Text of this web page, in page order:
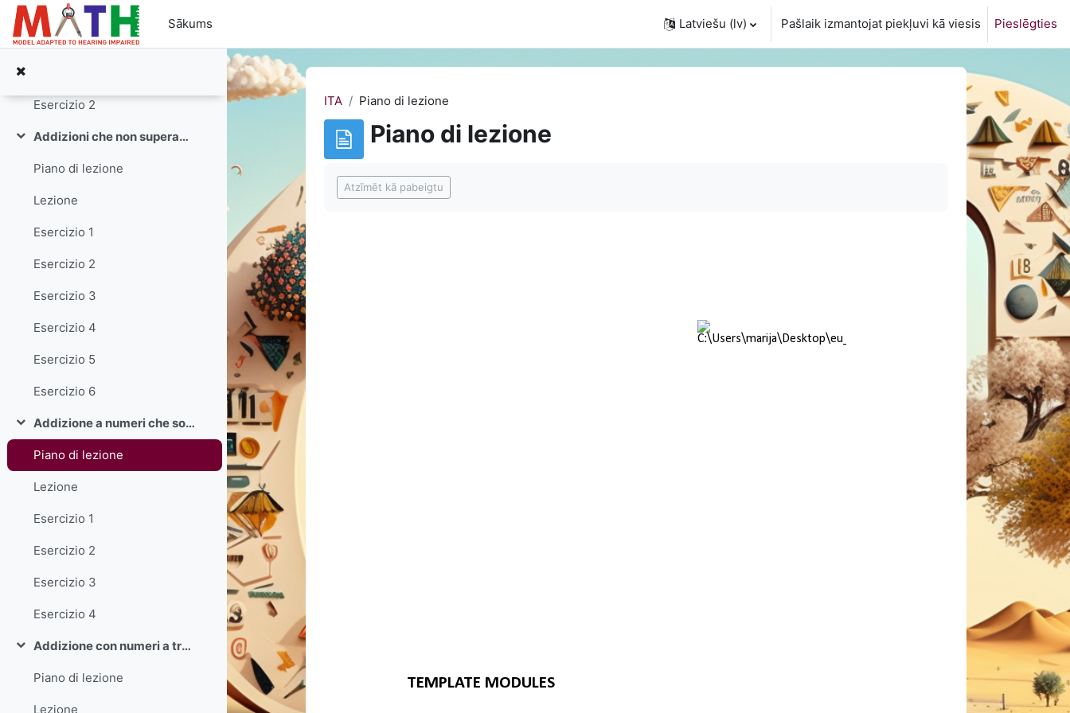
Atvērt galveno saturu
Sākums
Latviešu ‎(lv)‎ Pašlaik izmantojat piekļuvi kā viesis Pieslēgties
Piano di lezione
Lezione
Esercizio 2
Savērst Addizioni che non superano il 30
Piano di lezione
Lezione
Esercizio 1
Esercizio 2
Esercizio 3
Esercizio 4
Esercizio 5
Esercizio 6
Savērst Addizione a numeri che sommano fino a 100
Piano di lezione
Lezione
Esercizio 1
Esercizio 2
Esercizio 3
Esercizio 4
Savērst Addizione con numeri a tre cifre
Piano di lezione
Lezione
ITA Piano di lezione
Piano di lezione
Atzīmēt kā pabeigtu